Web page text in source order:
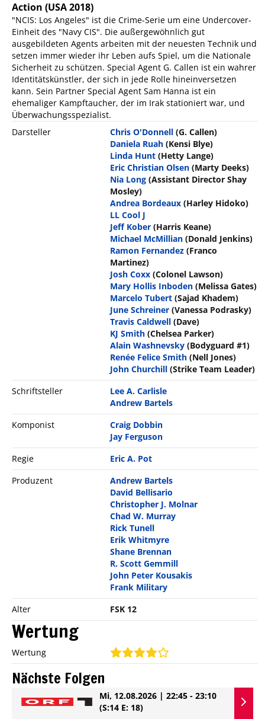
Action (USA 2018)
"NCIS: Los Angeles" ist die Crime-Serie um eine Undercover-
Einheit des "Navy CIS". Die außergewöhnlich gut
ausgebildeten Agents arbeiten mit der neuesten Technik und
setzen immer wieder ihr Leben aufs Spiel, um die Nationale
Sicherheit zu schützen. Special Agent G. Callen ist ein wahrer
Identitätskünstler, der sich in jede Rolle hineinversetzen
kann. Sein Partner Special Agent Sam Hanna ist ein
ehemaliger Kampftaucher, der im Irak stationiert war, und
Überwachungsspezialist.
Darsteller
Chris O'Donnell (G. Callen)
Daniela Ruah (Kensi Blye)
Linda Hunt (Hetty Lange)
Eric Christian Olsen (Marty Deeks)
Nia Long (Assistant Director Shay
Mosley)
Andrea Bordeaux (Harley Hidoko)
LL Cool J
Jeff Kober (Harris Keane)
Michael McMillian (Donald Jenkins)
Ramon Fernandez (Franco
Martinez)
Josh Coxx (Colonel Lawson)
Mary Hollis Inboden (Melissa Gates)
Marcelo Tubert (Sajad Khadem)
June Schreiner (Vanessa Podrasky)
Travis Caldwell (Dave)
KJ Smith (Chelsea Parker)
Alain Washnevsky (Bodyguard #1)
Renée Felice Smith (Nell Jones)
John Churchill (Strike Team Leader)
Schriftsteller
Lee A. Carlisle
Andrew Bartels
Komponist
Craig Dobbin
Jay Ferguson
Regie
Eric A. Pot
Produzent
Andrew Bartels
David Bellisario
Christopher J. Molnar
Chad W. Murray
Rick Tunell
Erik Whitmyre
Shane Brennan
R. Scott Gemmill
John Peter Kousakis
Frank Military
Alter
FSK 12
Wertung
Wertung
Nächste Folgen
Mi, 12.08.2026 | 22:45 - 23:10
(S:14 E: 18)